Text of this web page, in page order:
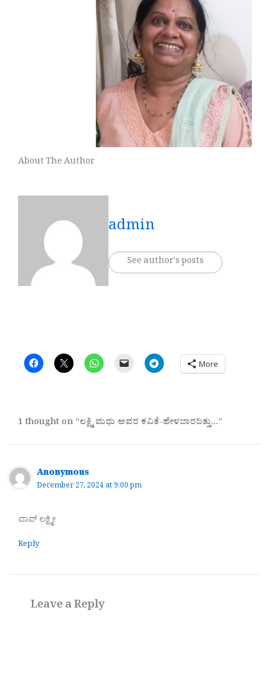
About The Author
admin
See author's posts
More
1 thought on “ಲಕ್ಷ್ಮಿ ಮಧು ಅವರ ಕವಿತೆ-ಹೇಳಬಾರದಿತ್ತು…”
Anonymous
December 27, 2024 at 9:00 pm
ವಾವ್ ಲಕ್ಷ್ಮೀ
Reply
Leave a Reply